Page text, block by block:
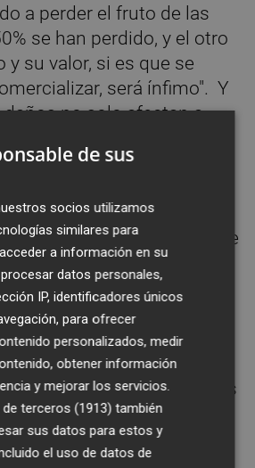
a perder el fruto de las
se han perdido, y el otro
y su valor, si es que se
será ínfimo". Y
no solo afectan a
también a la próxima:
partidas y el fruto del año
saldrá. Es un daño que
Es una ruina. Y
con el monopolio de
responde a las
del agricultor".
ha reclamado que se
"Desde el Grupo
de Castellón apoyamos
la solicitud de declaración
para todas las áreas
provincia. Los
de sus
socios utilizamos
similares para
a información en su
datos personales,
IP, identificadores únicos
para ofrecer
personalizados, medir
obtener información
y mejorar los servicios.
terceros (1913) también
sus datos para estos y
el uso de datos de